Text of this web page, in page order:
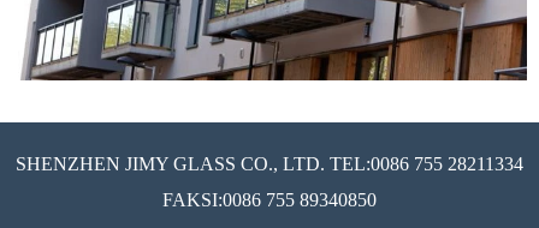
SHENZHEN JIMY GLASS CO., LTD. TEL:0086 755 28211334
FAKSI:0086 755 89340850